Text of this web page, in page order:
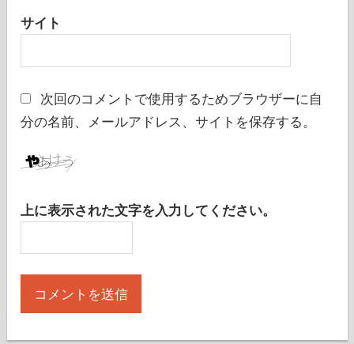
サイト
次回のコメントで使用するためブラウザーに自
分の名前、メールアドレス、サイトを保存する。
上に表示された文字を入力してください。